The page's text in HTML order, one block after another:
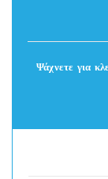
Ψάχνετε για